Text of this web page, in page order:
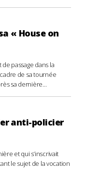
« House on
passage dans la
de sa tournée
sa dernière...
anti-policier
et qui s’inscrivait
le sujet de la vocation